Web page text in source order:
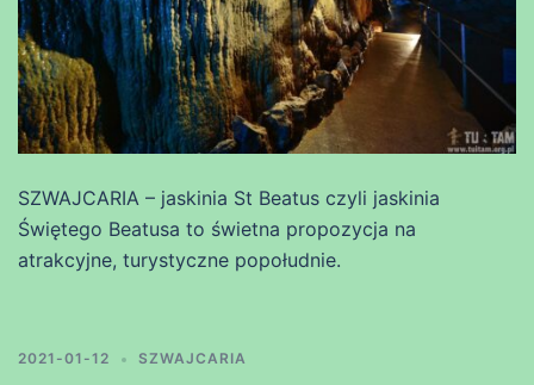
SZWAJCARIA – jaskinia St Beatus czyli jaskinia
Świętego Beatusa to świetna propozycja na
atrakcyjne, turystyczne popołudnie.
2021-01-12 SZWAJCARIA